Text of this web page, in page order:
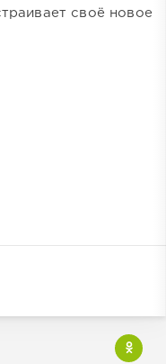
своё новое